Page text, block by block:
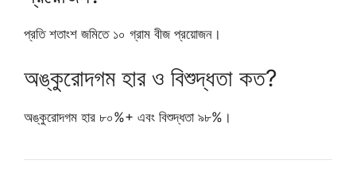
প্রতি শতাংশ জমিতে ১০ গ্রাম বীজ প্রয়োজন।
অঙ্কুরোদগম হার ও বিশুদ্ধতা কত?
অঙ্কুরোদগম হার ৮০%+ এবং বিশুদ্ধতা ৯৮%।